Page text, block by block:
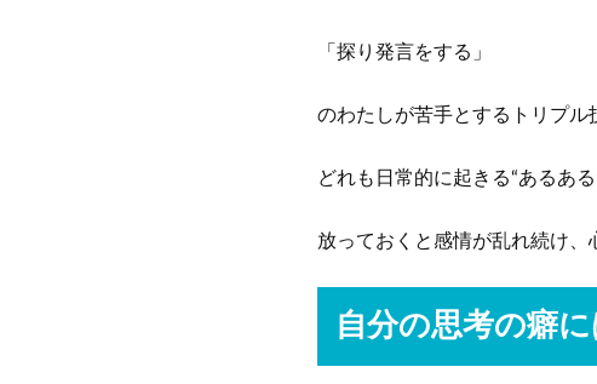
「探り発言をする」
のわたしが苦手とするトリプル
どれも日常的に起きる“あるある
放っておくと感情が乱れ続け、
自分の思考の癖